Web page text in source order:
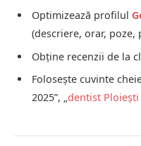
Optimizează profilul
(descriere, orar, poze,
Obține recenzii de la
Folosește cuvinte
2025”, „dentist Ploiești